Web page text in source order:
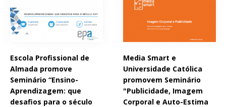
Escola Profissional de
Almada promove
Seminário “Ensino-
Aprendizagem: que
desafios para o século
Media Smart e
Universidade Católica
promovem Seminário
"Publicidade, Imagem
Corporal e Auto-Estima